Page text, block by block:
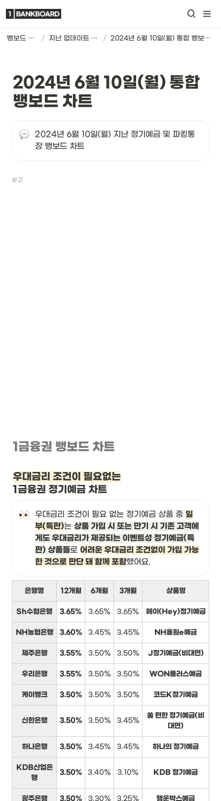
뱅보드 차트 / 지난 업데이트 기록 / 2024년 6월 10일(월) 통합 뱅보드 차트
2024년 6월 10일(월) 통합
뱅보드 차트
2024년 6월 10일(월) 지난 정기예금 및 파킹통
장 뱅보드 차트
광고
1금융권 뱅보드 차트
우대금리 조건이 필요없는
1금융권 정기예금 차트
우대금리 조건이 필요 없는 정기예금 상품 중 일
부(특판)는 상품 가입 시 또는 만기 시 기존 고객에
게도 우대금리가 제공되는 이벤트성 정기예금(특
판) 상품들로 어려운 우대금리 조건없이 가입 가능
한 것으로 판단 돼 함께 포함했어요.
은행명 12개월 6개월 3개월 상품명
Sh수협은행 3.65% 3.65% 3.65% 헤이(Hey)정기예금
NH농협은행 3.60% 3.45% 3.45% NH올원e예금
제주은행 3.55% 3.50% 3.50% J정기예금(비대면)
우리은행 3.55% 3.50% 3.50% WON플러스예금
케이뱅크 3.50% 3.50% 3.50% 코드K정기예금
신한은행 3.50% 3.50% 3.45%
쏠 편한 정기예금(비
대면)
하나은행 3.50% 3.45% 3.45% 하나의 정기예금
KDB산업은
행
3.50% 3.40% 3.10% KDB 정기예금
광주은행 3.50% 3.30% 3.25% 행운박스예금